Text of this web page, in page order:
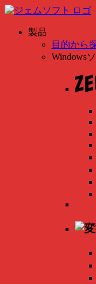
製品
目的から
Windows